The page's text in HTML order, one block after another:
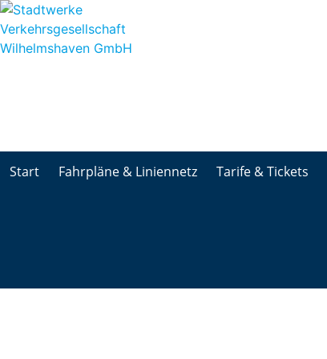
Start Fahrpläne & Liniennetz Tarife & Tickets